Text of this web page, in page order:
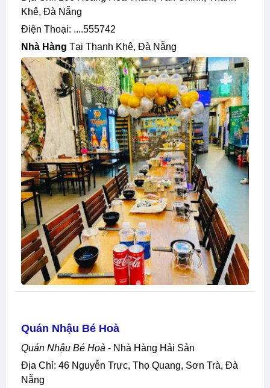
Khê, Đà Nẵng
Điện Thoại: ....555742
Nhà Hàng Tại Thanh Khê, Đà Nẵng
Quán Nhậu Bé Hoà
Quán Nhậu Bé Hoà - Nhà Hàng Hải Sản
Địa Chỉ: 46 Nguyễn Trực, Thọ Quang, Sơn Trà, Đà
Nẵng